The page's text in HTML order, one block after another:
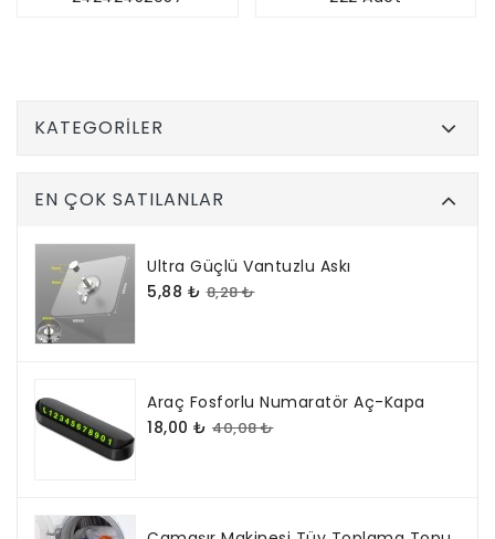
KATEGORILER
EN ÇOK SATILANLAR
Ultra Güçlü Vantuzlu Askı
5,88 ₺ 8,28 ₺
Araç Fosforlu Numaratör Aç-Kapa
18,00 ₺ 40,08 ₺